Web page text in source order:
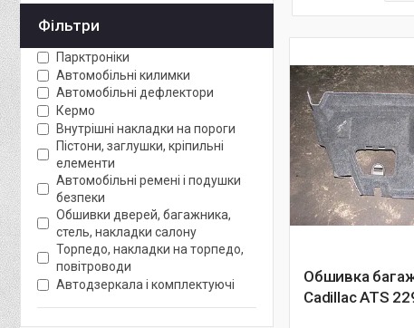
Обшивка
Cadillac ATS
Фільтри
Парктроніки
Автомобільні килимки
Автомобільні дефлектори
Кермо
Внутрішні накладки на пороги
Пістони, заглушки, кріпильні
елементи
Автомобільні ремені і подушки
безпеки
Обшивки дверей, багажника,
стель, накладки салону
Торпедо, накладки на торпедо,
повітроводи
Автодзеркала і комплектуючі